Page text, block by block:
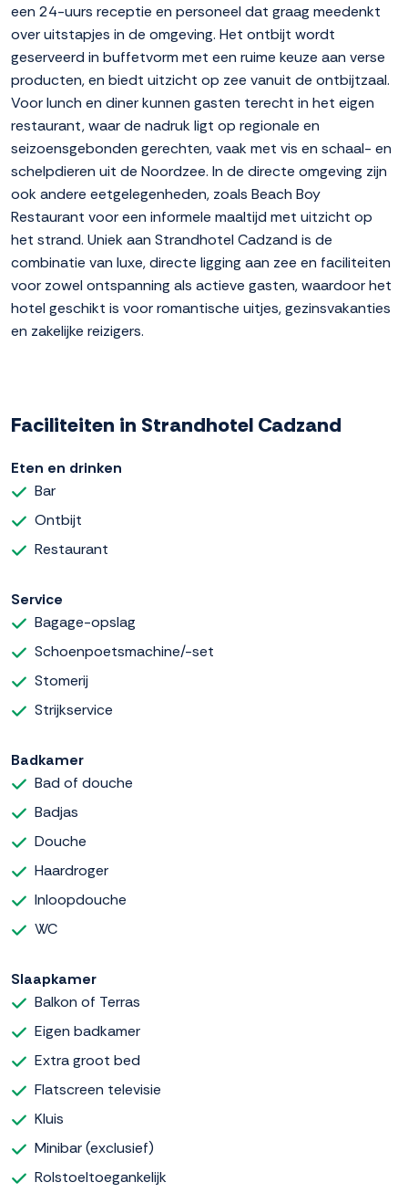
een 24-uurs receptie en personeel dat graag meedenkt
over uitstapjes in de omgeving. Het ontbijt wordt
geserveerd in buffetvorm met een ruime keuze aan verse
producten, en biedt uitzicht op zee vanuit de ontbijtzaal.
Voor lunch en diner kunnen gasten terecht in het eigen
restaurant, waar de nadruk ligt op regionale en
seizoensgebonden gerechten, vaak met vis en schaal- en
schelpdieren uit de Noordzee. In de directe omgeving zijn
ook andere eetgelegenheden, zoals Beach Boy
Restaurant voor een informele maaltijd met uitzicht op
het strand. Uniek aan Strandhotel Cadzand is de
combinatie van luxe, directe ligging aan zee en faciliteiten
voor zowel ontspanning als actieve gasten, waardoor het
hotel geschikt is voor romantische uitjes, gezinsvakanties
en zakelijke reizigers.
Faciliteiten in Strandhotel Cadzand
Eten en drinken
Bar
Ontbijt
Restaurant
Service
Bagage-opslag
Schoenpoetsmachine/-set
Stomerij
Strijkservice
Badkamer
Bad of douche
Badjas
Douche
Haardroger
Inloopdouche
WC
Slaapkamer
Balkon of Terras
Eigen badkamer
Extra groot bed
Flatscreen televisie
Kluis
Minibar (exclusief)
Rolstoeltoegankelijk